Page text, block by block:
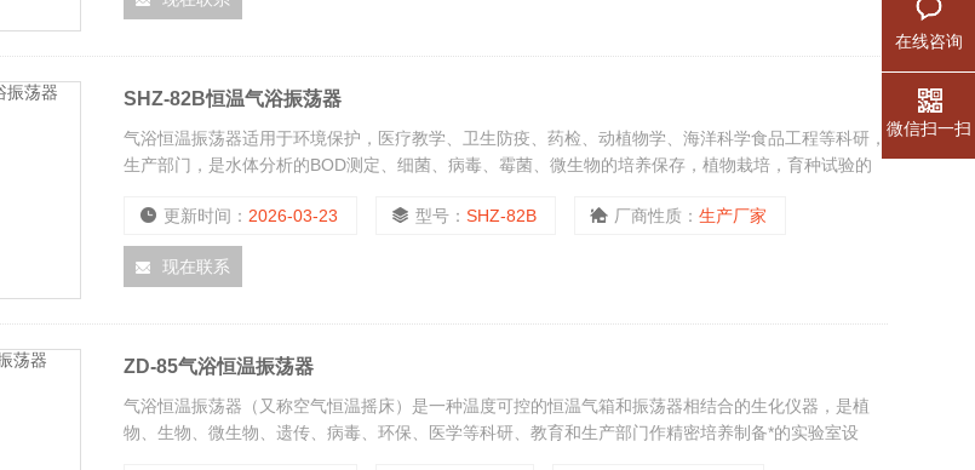
SHZ-82B恒温气浴振荡器
气浴恒温振荡器适用于环境保护，医疗教学、卫生防疫、药检、动植物学、海洋科学食品工程等科研，
生产部门，是水体分析的BOD测定、细菌、病毒、霉菌、微生物的培养保存，植物栽培，育种试验的
更新时间： 2026-03-23 型号：SHZ-82B 厂商性质：生产厂家
现在联系
ZD-85气浴恒温振荡器
气浴恒温振荡器（又称空气恒温摇床）是一种温度可控的恒温气箱和振荡器相结合的生化仪器，是植
物、生物、微生物、遗传、病毒、环保、医学等科研、教育和生产部门作精密培养制备*的实验室设
在线咨询
微信扫一扫